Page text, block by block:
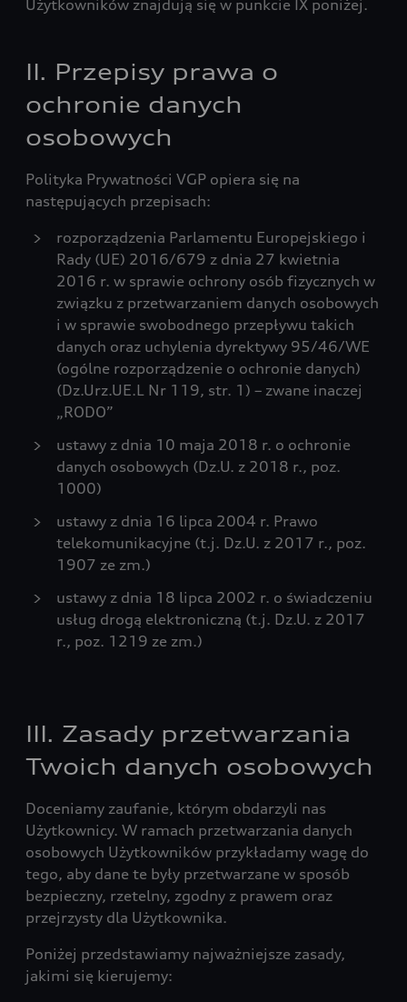
Użytkowników znajdują się w punkcie IX poniżej.
II. Przepisy prawa o
ochronie danych
osobowych
Polityka Prywatności VGP opiera się na
następujących przepisach:
rozporządzenia Parlamentu Europejskiego i
Rady (UE) 2016/679 z dnia 27 kwietnia
2016 r. w sprawie ochrony osób fizycznych w
związku z przetwarzaniem danych osobowych
i w sprawie swobodnego przepływu takich
danych oraz uchylenia dyrektywy 95/46/WE
(ogólne rozporządzenie o ochronie danych)
(Dz.Urz.UE.L Nr 119, str. 1) – zwane inaczej
„RODO”
ustawy z dnia 10 maja 2018 r. o ochronie
danych osobowych (Dz.U. z 2018 r., poz.
1000)
ustawy z dnia 16 lipca 2004 r. Prawo
telekomunikacyjne (t.j. Dz.U. z 2017 r., poz.
1907 ze zm.)
ustawy z dnia 18 lipca 2002 r. o świadczeniu
usług drogą elektroniczną (t.j. Dz.U. z 2017
r., poz. 1219 ze zm.)
III. Zasady przetwarzania
Twoich danych osobowych
Doceniamy zaufanie, którym obdarzyli nas
Użytkownicy. W ramach przetwarzania danych
osobowych Użytkowników przykładamy wagę do
tego, aby dane te były przetwarzane w sposób
bezpieczny, rzetelny, zgodny z prawem oraz
przejrzysty dla Użytkownika.
Poniżej przedstawiamy najważniejsze zasady,
jakimi się kierujemy: